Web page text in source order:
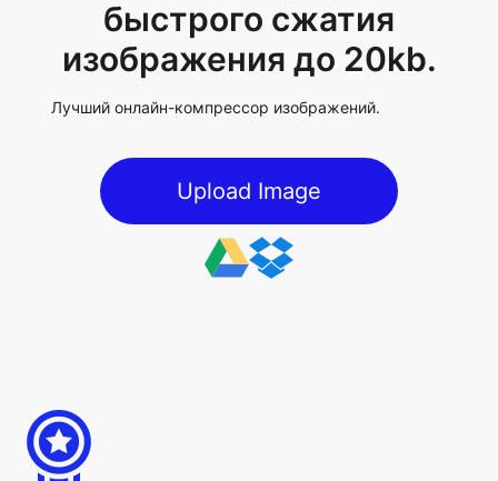
Лучший онлайн-компрессор изображений.
Upload Image
Высокое качество
Наша программа сжатия изображений до 20kb уменьшает